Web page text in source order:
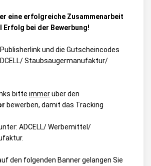
eine erfolgreiche Zusammenarbeit
Erfolg bei der Bewerbung!
Publisherlink und die Gutscheincodes
Staubsaugermanufaktur/
bitte immerüber den
bewerben, damit das Tracking
ADCELL/ Werbemittel/
.
den folgenden Banner gelangen Sie